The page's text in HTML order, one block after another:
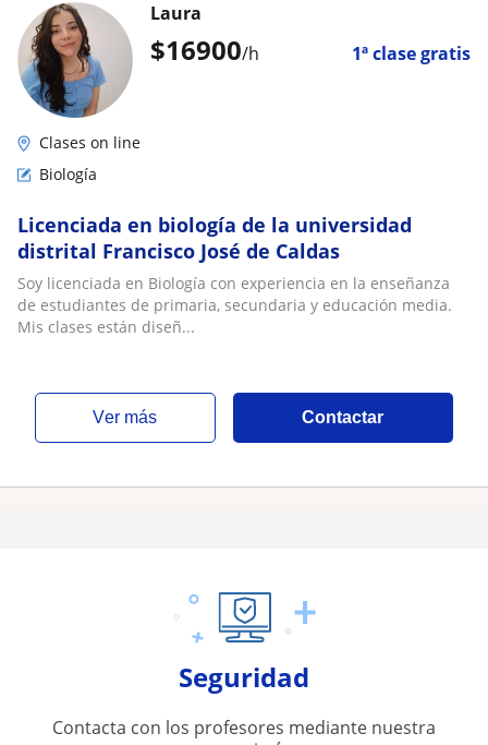
$16900/h 1ª clase gratis
Laura
Clases on line
Biología
Licenciada en biología de la universidad
distrital Francisco José de Caldas
Soy licenciada en Biología con experiencia en la enseñanza
de estudiantes de primaria, secundaria y educación media.
Mis clases están diseñ...
ver más Contactar
Seguridad
Contacta con los profesores mediante nuestra